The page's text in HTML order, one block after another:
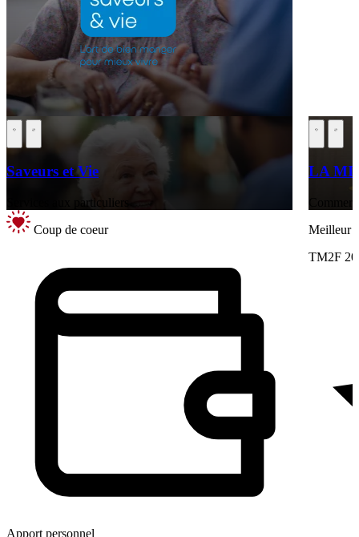
Saveurs et Vie
Services aux particuliers
Coup de coeur
Apport personnel
LA
Meilleur
TM2F